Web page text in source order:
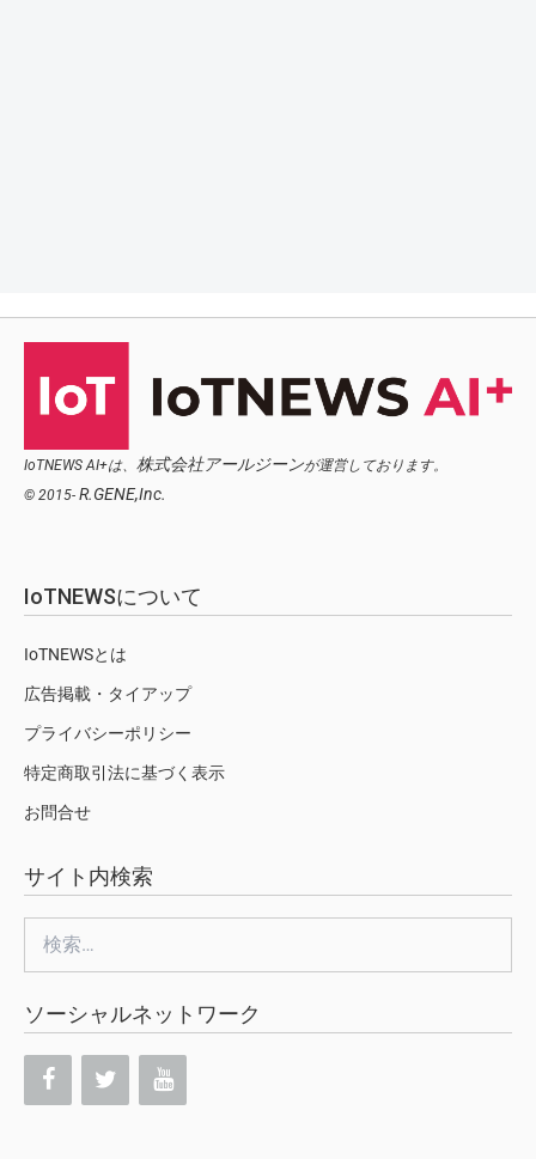
IoTNEWS AI+は、 株式会社アールジーンが運営しております。
© 2015- R.GENE,Inc.
IoTNEWSについて
IoTNEWSとは
広告掲載・タイアップ
プライバシーポリシー
特定商取引法に基づく表示
お問合せ
サイト内検索
索:
ソーシャルネットワーク